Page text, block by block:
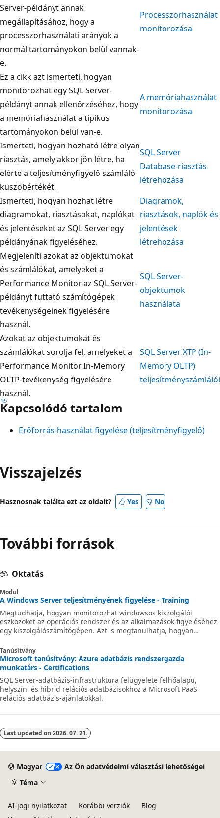
Server-példányt annak
megállapításához, hogy a
processzorhasználati arányok a
normál tartományokon belül vannak-
e.
Processzorhasználat
monitorozása
Ez a cikk azt ismerteti, hogyan
monitorozhat egy SQL Server-
példányt annak ellenőrzéséhez, hogy
a memóriahasználat a tipikus
tartományokon belül van-e.
A memóriahasználat
monitorozása
Ismerteti, hogyan hozható létre olyan
riasztás, amely akkor jön létre, ha
elérte a teljesítményfigyelő számláló
küszöbértékét.
SQL Server
Database-riasztás
létrehozása
Ismerteti, hogyan hozhat létre
diagramokat, riasztásokat, naplókat
és jelentéseket az SQL Server egy
példányának figyeléséhez.
Diagramok,
riasztások, naplók és
jelentések
létrehozása
Megjeleníti azokat az objektumokat
és számlálókat, amelyeket a
Performance Monitor az SQL Server-
példányt futtató számítógépek
tevékenységeinek figyelésére
használ.
SQL Server-
objektumok
használata
Azokat az objektumokat és
számlálókat sorolja fel, amelyeket a
Performance Monitor In-Memory
OLTP-tevékenység figyelésére
használ.
SQL Server XTP (In-
Memory OLTP)
teljesítményszámlálói
Kapcsolódó tartalom
Erőforrás-használat figyelése (teljesítményfigyelő)
Visszajelzés
Hasznosnak találta ezt az oldalt? Yes No
További források
Oktatás
Modul
A Windows Server teljesítményének figyelése - Training
Megtudhatja, hogyan monitorozhat windowsos kiszolgálói
eszközöket az operációs rendszer és az alkalmazások figyeléséhez
egy kiszolgálószámítógépen. Azt is megtanulhatja, hogyan
problémák elhárítása érdekében.
Tanúsítvány
Microsoft tanúsítvány: Azure adatbázis rendszergazda
munkatárs - Certifications
SQL Server-adatbázis-infrastruktúra felügyelete felhőalapú,
helyszíni és hibrid relációs adatbázisokhoz a Microsoft PaaS
relációs adatbázis-ajánlatokkal.
Last updated on 2026. 07. 21.
Magyar
Az Ön adatvédelmi választási lehetőségei
Téma
AI-jogi nyilatkozat Korábbi verziók
Blog